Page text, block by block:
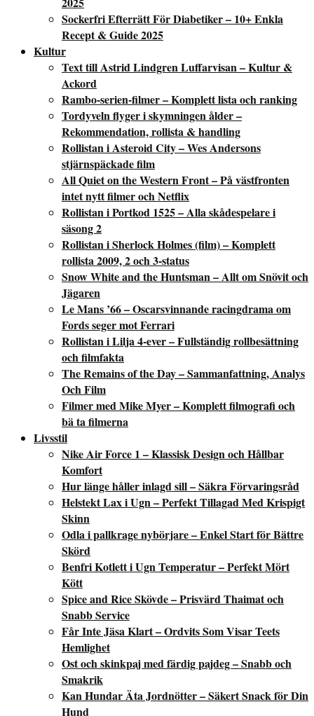
Sockerfri Efterrätt För Diabetiker – 10+ Enkla
Recept & Guide 2025
Kultur
Text till Astrid Lindgren Luffarvisan – Kultur &
Ackord
Rambo-serien-filmer – Komplett lista och ranking
Tordyveln flyger i skymningen ålder –
Rekommendation, rollista & handling
Rollistan i Asteroid City – Wes Andersons
stjärnspäckade film
All Quiet on the Western Front – På västfronten
intet nytt filmer och Netflix
Rollistan i Portkod 1525 – Alla skådespelare i
säsong 2
Rollistan i Sherlock Holmes (film) – Komplett
rollista 2009, 2 och 3-status
Snow White and the Huntsman – Allt om Snövit och
Jägaren
Le Mans ’66 – Oscarsvinnande racingdrama om
Fords seger mot Ferrari
Rollistan i Lilja 4-ever – Fullständig rollbesättning
och filmfakta
The Remains of the Day – Sammanfattning, Analys
Och Film
Filmer med Mike Myer – Komplett filmografi och
bä ta filmerna
Livsstil
Nike Air Force 1 – Klassisk Design och Hållbar
Komfort
Hur länge håller inlagd sill – Säkra Förvaringsråd
Helstekt Lax i Ugn – Perfekt Tillagad Med Krispigt
Skinn
Odla i pallkrage nybörjare – Enkel Start för Bättre
Skörd
Benfri Kotlett i Ugn Temperatur – Perfekt Mört
Kött
Spice and Rice Skövde – Prisvärd Thaimat och
Snabb Service
Får Inte Jäsa Klart – Ordvits Som Visar Teets
Hemlighet
Ost och skinkpaj med färdig pajdeg – Snabb och
Smakrik
Kan Hundar Äta Jordnötter – Säkert Snack för Din
Hund